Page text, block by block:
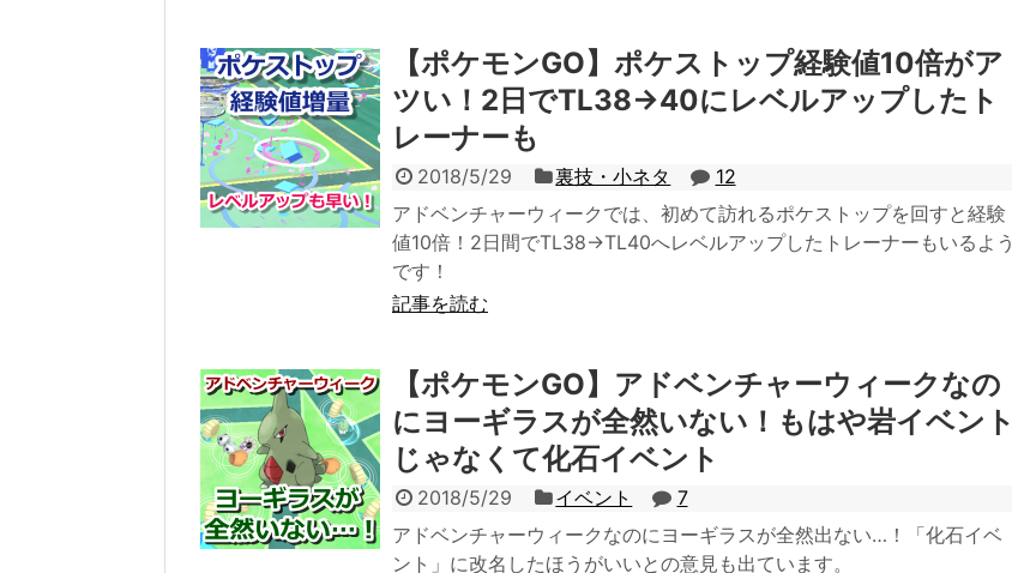
【ポケモンGO】ポケストップ経験値10倍がア
ツい！2日でTL38→40にレベルアップしたト
レーナーも
2018/5/29 裏技・小ネタ
12
アドベンチャーウィークでは、初めて訪れるポケストップを回すと経験
値10倍！2日間でTL38→TL40へレベルアップしたトレーナーもいるよう
です！
記事を読む
【ポケモンGO】アドベンチャーウィークなの
にヨーギラスが全然いない！もはや岩イベント
じゃなくて化石イベント
2018/5/29 イベント
7
アドベンチャーウィークなのにヨーギラスが全然出ない…！「化石イベ
ント」に改名したほうがいいとの意見も出ています。